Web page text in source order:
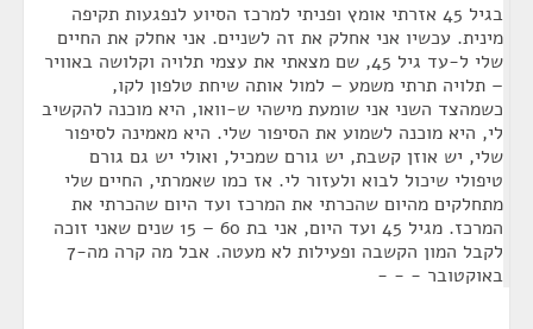
בגיל 45 אזרתי אומץ ופניתי למרכז הסיוע לנפגעות תקיפה
מינית. עכשיו אני אחלק את זה לשניים. אני אחלק את החיים
שלי ל-עד גיל 45, שם מצאתי את עצמי תלויה וקלושה באוויר
– תלויה תרתי משמע – למול אותה שיחת טלפון לקו,
כשמהצד השני אני שומעת מישהי ש-וואו, היא מוכנה להקשיב
לי, היא מוכנה לשמוע את הסיפור שלי. היא מאמינה לסיפור
שלי, יש אוזן קשבת, יש גורם שמכיל, ואולי יש גם גורם
טיפולי שיכול לבוא ולעזור לי. אז כמו שאמרתי, החיים שלי
מתחלקים מהיום שהכרתי את המרכז ועד היום שהכרתי את
המרכז. מגיל 45 ועד היום, אני בת 60 – 15 שנים שאני זוכה
לקבל המון הקשבה ופעילות לא מעטה. אבל מה קרה מה-7
באוקטובר - - -